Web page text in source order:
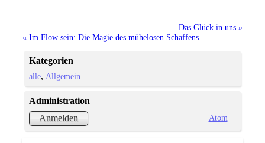
Das Glück in uns »
« Im Flow sein: Die Magie des mühelosen Schaffens
Kategorien
alle Allgemein
Administration
Anmelden
Atom